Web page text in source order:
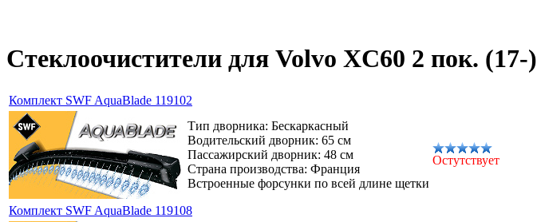
Стеклоочистители для Volvo XC60 2 пок. (17-)
Комплект SWF AquaBlade 119102
Тип дворника: Бескаркасный
Водительский дворник: 65 см
Пассажирский дворник: 48 см
Страна производства: Франция
Встроенные форсунки по всей длине щетки
Остутствует
Комплект SWF AquaBlade 119108